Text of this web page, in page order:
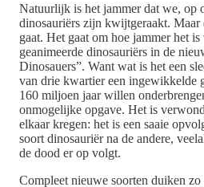
Natuurlijk is het jammer dat we, op
dinosauriërs zijn kwijtgeraakt. Maar
gaat. Het gaat om hoe jammer het
geanimeerde dinosauriërs in de
Dinosauers”. Want wat is het een
van drie kwartier een ingewikkelde
160 miljoen jaar willen
onmogelijke opgave. Het is
elkaar kregen: het is een saaie
soort dinosauriër na de andere,
de dood er op volgt.
Compleet nieuwe soorten duiken